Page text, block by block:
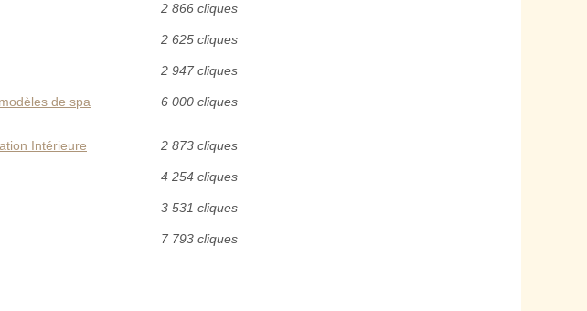
2 866 cliques
2 625 cliques
2 947 cliques
de spa
6 000 cliques
Intérieure 2 873 cliques
4 254 cliques
3 531 cliques
7 793 cliques